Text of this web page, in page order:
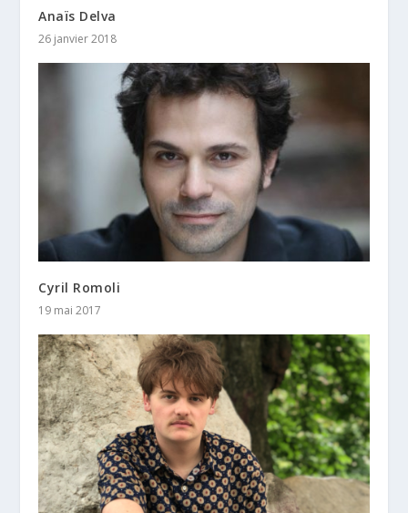
Anaïs Delva
26 janvier 2018
Cyril Romoli
19 mai 2017